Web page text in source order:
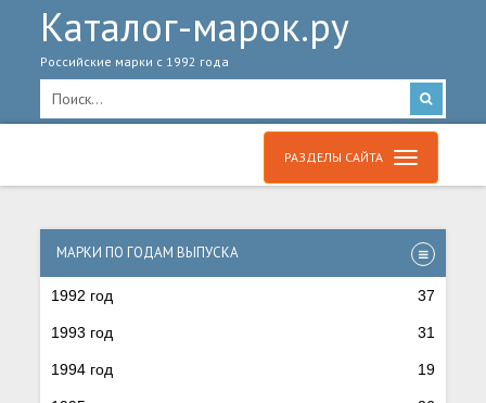
Каталог-марок.ру
Российские марки с 1992 года
РАЗДЕЛЫ САЙТА
МАРКИ ПО ГОДАМ ВЫПУСКА
1992 год 37
1993 год 31
1994 год 19